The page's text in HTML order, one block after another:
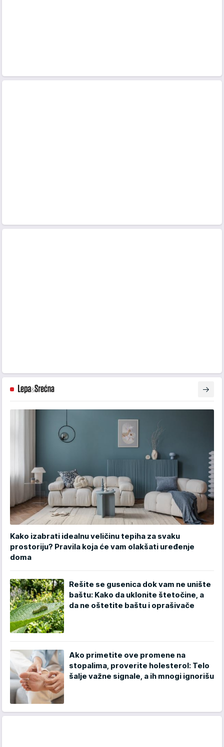
Kako izabrati idealnu veličinu tepiha za svaku
prostoriju? Pravila koja će vam olakšati uređenje
doma
Rešite se gusenica dok vam ne unište
baštu: Kako da uklonite štetočine, a
da ne oštetite baštu i oprašivače
Ako primetite ove promene na
stopalima, proverite holesterol: Telo
šalje važne signale, a ih mnogi ignorišu